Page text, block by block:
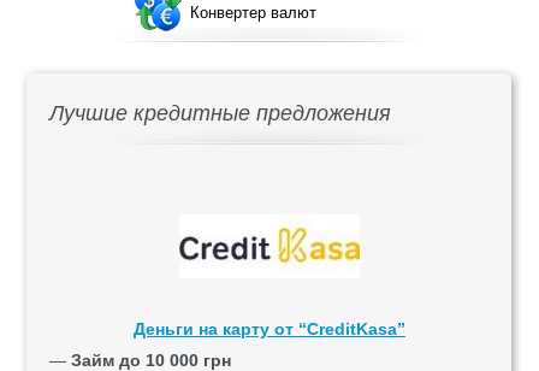
Конвертер валют
Лучшие кредитные предложения
Деньги на карту от “CreditKasa”
— Займ до 10 000 грн